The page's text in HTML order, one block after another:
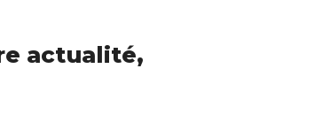
actualité,